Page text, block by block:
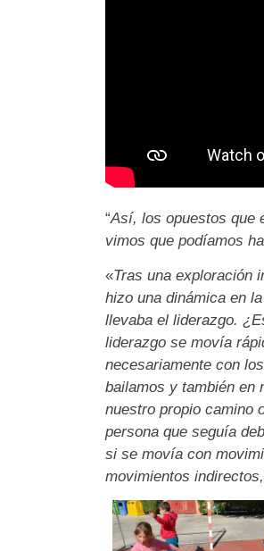
“Así, los opuestos que
vimos que podíamos
«Tras una exploración
hizo una dinámica en
llevaba el liderazgo.
liderazgo se movía
necesariamente con
bailamos y también en
nuestro propio camino
persona que seguía
si se movía con
movimientos